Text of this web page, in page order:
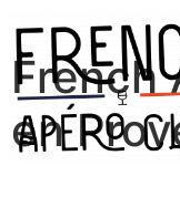
French
en